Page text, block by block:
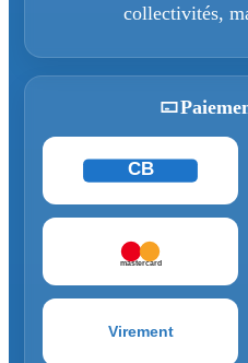
collectivités,
CB
mastercard
Virement